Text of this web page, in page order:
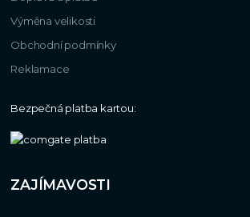
Výměna velikosti
Obchodní podmínky
Reklamace
Bezpečná platba kartou:
ZAJÍMAVOSTI